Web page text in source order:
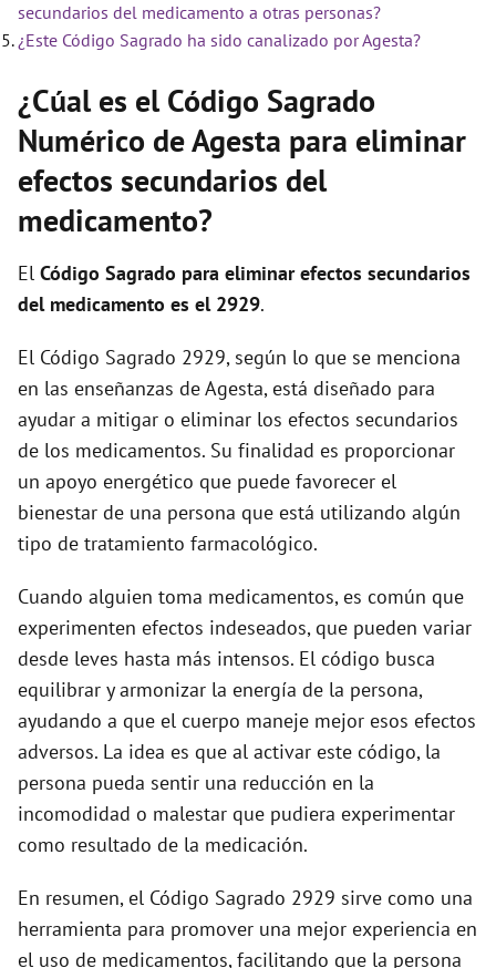
e
o
secundarios del medicamento a otras personas?
¿Este Código Sagrado ha sido canalizado por Agesta?
¿Cúal es el Código Sagrado
Numérico de Agesta para eliminar
efectos secundarios del
medicamento?
El Código Sagrado para eliminar efectos secundarios
del medicamento es el 2929.
El Código Sagrado 2929, según lo que se menciona
en las enseñanzas de Agesta, está diseñado para
ayudar a mitigar o eliminar los efectos secundarios
de los medicamentos. Su finalidad es proporcionar
un apoyo energético que puede favorecer el
bienestar de una persona que está utilizando algún
tipo de tratamiento farmacológico.
Cuando alguien toma medicamentos, es común que
experimenten efectos indeseados, que pueden variar
desde leves hasta más intensos. El código busca
equilibrar y armonizar la energía de la persona,
ayudando a que el cuerpo maneje mejor esos efectos
adversos. La idea es que al activar este código, la
persona pueda sentir una reducción en la
incomodidad o malestar que pudiera experimentar
como resultado de la medicación.
En resumen, el Código Sagrado 2929 sirve como una
herramienta para promover una mejor experiencia en
el uso de medicamentos, facilitando que la persona